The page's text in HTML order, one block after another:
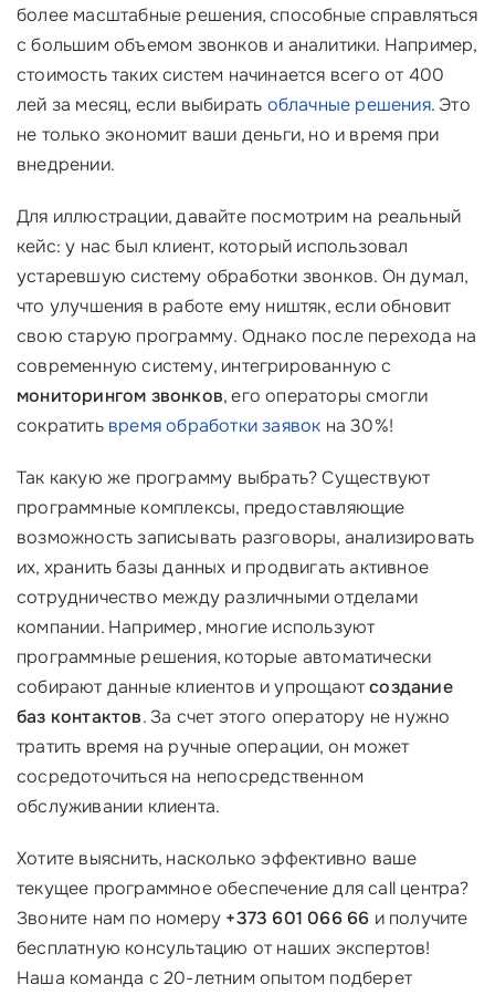
более масштабные решения, способные справляться
с большим объемом звонков и аналитики. Например,
стоимость таких систем начинается всего от 400
лей за месяц, если выбирать облачные решения. Это
не только экономит ваши деньги, но и время при
внедрении.
Для иллюстрации, давайте посмотрим на реальный
кейс: у нас был клиент, который использовал
устаревшую систему обработки звонков. Он думал,
что улучшения в работе ему ништяк, если обновит
свою старую программу. Однако после перехода на
современную систему, интегрированную с
мониторингом звонков, его операторы смогли
сократить время обработки заявок на 30%!
Так какую же программу выбрать? Существуют
программные комплексы, предоставляющие
возможность записывать разговоры, анализировать
их, хранить базы данных и продвигать активное
сотрудничество между различными отделами
компании. Например, многие используют
программные решения, которые автоматически
собирают данные клиентов и упрощаютсоздание
баз контактов. За счет этого оператору не нужно
тратить время на ручные операции, он может
сосредоточиться на непосредственном
обслуживании клиента.
Хотите выяснить, насколько эффективно ваше
текущее программное обеспечение для call центра?
Звоните нам по номеру +373 601 066 66 и получите
бесплатную консультацию от наших экспертов!
Наша команда с 20-летним опытом подберет